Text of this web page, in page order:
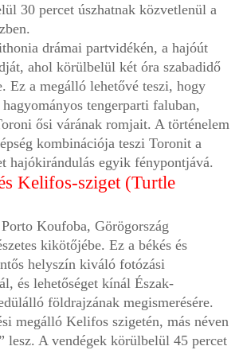
30 percet úszhatnak közvetlenül a
drámai partvidékén, a hajóút
ahol körülbelül két óra szabadidő
Ez a megálló lehetővé teszi, hogy
tengerparti faluban,
ősi várának romjait. A történelem
kombinációja teszi Toronit a
hajókirándulás egyik fénypontjává.
Kelifos-sziget (Turtle
Koufoba, Görögország
kikötőjébe. Ez a békés és
helyszín kiváló fotózási
és lehetőséget kínál Észak-
földrajzának megismerésére.
megálló Kelifos szigetén, más néven
lesz. A vendégek körülbelül 45 percet